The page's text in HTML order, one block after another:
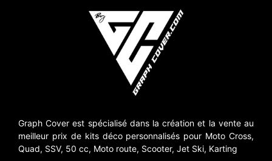
Graph Cover est spécialisé dans la création et la vente au
meilleur prix de kits déco personnalisés pour Moto Cross,
Quad, SSV, 50 cc, Moto route, Scooter, Jet Ski, Karting